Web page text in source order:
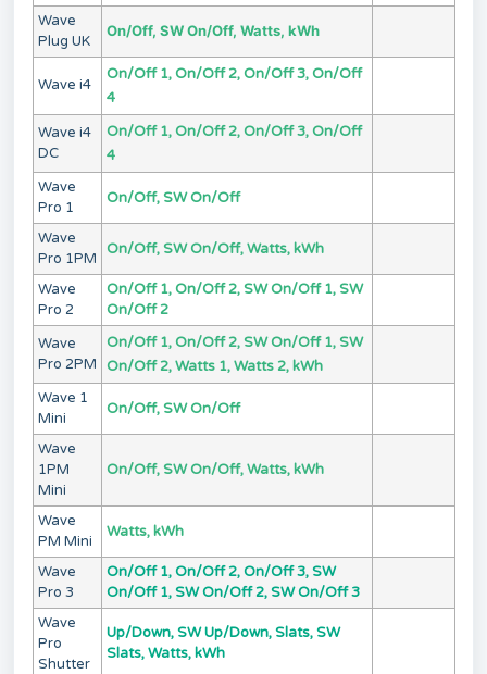
Wave
Plug UK
On/Off, SW On/Off, Watts, kWh
Wave i4
On/Off 1, On/Off 2, On/Off 3, On/Off
4
Wave i4
DC
On/Off 1, On/Off 2, On/Off 3, On/Off
4
Wave
Pro 1
On/Off, SW On/Off
Wave
Pro 1PM
On/Off, SW On/Off, Watts, kWh
Wave
Pro 2
On/Off 1, On/Off 2, SW On/Off 1, SW
On/Off 2
Wave
Pro 2PM
On/Off 1, On/Off 2, SW On/Off 1, SW
On/Off 2, Watts 1, Watts 2, kWh
Wave 1
Mini
On/Off, SW On/Off
Wave
1PM
Mini
On/Off, SW On/Off, Watts, kWh
Wave
PM Mini
Watts, kWh
Wave
Pro 3
On/Off 1, On/Off 2, On/Off 3, SW
On/Off 1, SW On/Off 2, SW On/Off 3
Wave
Pro
Shutter
Up/Down, SW Up/Down, Slats, SW
Slats, Watts, kWh